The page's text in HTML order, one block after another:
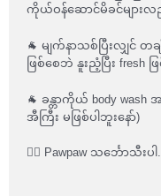
ကိုယ်ဝန်ဆောင်မိခင်များ
🐐 မျက်နာသစ်ပြီးလျှင် တခ
ဖြစ်စေဘဲ နူးညံ့ပြီး fresh
🐐 ခန္တာကိုယ် body
အီကြီး မဖြစ်ပါဘူးနော်)
❤️‍🔥 Pawpaw သင်္ဘောသီးပါ